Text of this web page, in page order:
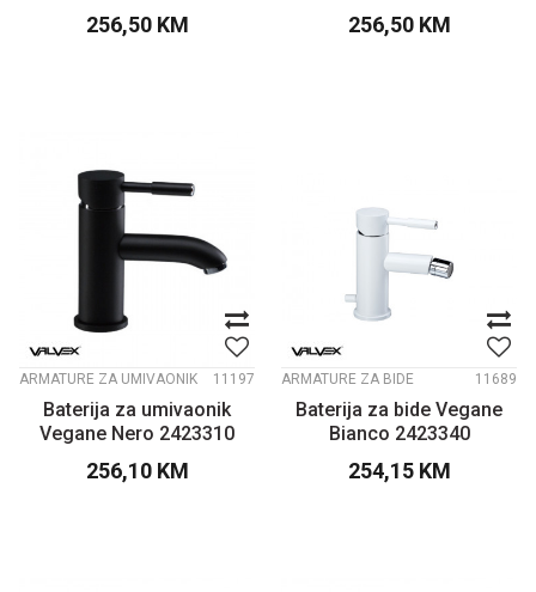
256,50 KM 256,50 KM
ARMATURE ZA UMIVAONIK 11197
Baterija za umivaonik
Vegane Nero 2423310
256,10 KM
ARMATURE ZA BIDE 11689
Baterija za bide Vegane
Bianco 2423340
254,15 KM